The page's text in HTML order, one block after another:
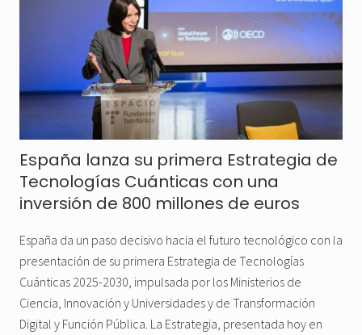
España lanza su primera Estrategia de
Tecnologías Cuánticas con una
inversión de 800 millones de euros
España da un paso decisivo hacia el futuro tecnológico con la
presentación de su primera Estrategia de Tecnologías
Cuánticas 2025-2030, impulsada por los Ministerios de
Ciencia, Innovación y Universidades y de Transformación
Digital y Función Pública. La Estrategia, presentada hoy en